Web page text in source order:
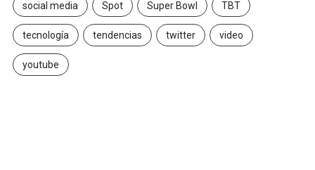
social media Spot Super Bowl TBT
tecnología tendencias twitter video
youtube